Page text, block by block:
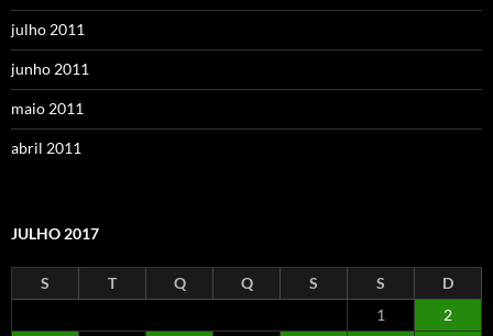
julho 2011
junho 2011
maio 2011
abril 2011
JULHO 2017
S T Q Q S S
D
1
2